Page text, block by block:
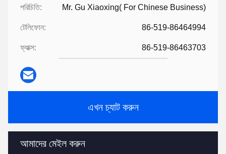
পরিচিতি: Mr. Gu Xiaoxing( For Chinese Business)
টেলিফোন: 86-519-86464994
ফ্যাক্স: 86-519-86463703
এখন চ্যাট করুন
আমাদের মেইল করুন